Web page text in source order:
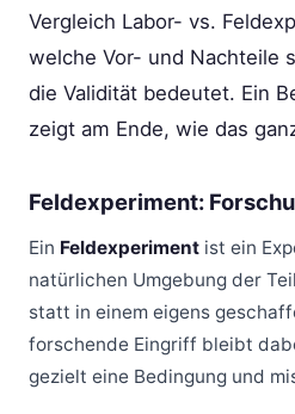
Vergleich Labor- vs.
welche Vor- und Nachteile
die Validität bedeutet. Ein
zeigt am Ende, wie das
Feldexperiment:
Ein Feldexperiment ist ein
natürlichen Umgebung der
statt in einem eigens
forschende Eingriff bleibt
gezielt eine Bedingung und